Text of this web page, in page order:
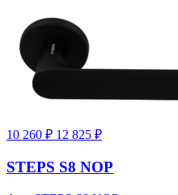
10 260 ₽ 12 825 ₽
STEPS S8 NOP